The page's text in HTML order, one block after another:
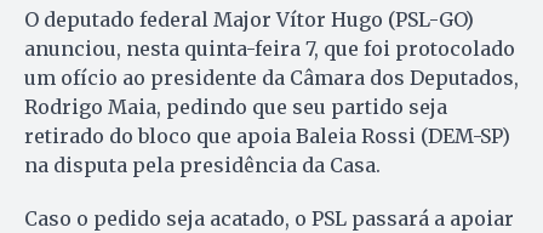
O deputado federal Major Vítor Hugo (PSL-GO)
anunciou, nesta quinta-feira 7, que foi protocolado
um ofício ao presidente da Câmara dos Deputados,
Rodrigo Maia, pedindo que seu partido seja
retirado do bloco que apoia Baleia Rossi (DEM-SP)
na disputa pela presidência da Casa.
Caso o pedido seja acatado, o PSL passará a apoiar